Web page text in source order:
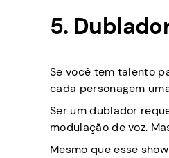
5.
Se você tem talento
cada personagem
Ser um dublador
modulação de voz.
Mesmo que esse